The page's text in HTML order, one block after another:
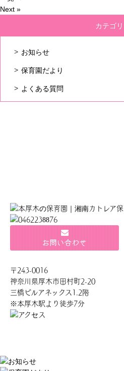
Next »
カテゴ
お知らせ
保育園だより
よくある質問
〒243-0016
神奈川県厚木市田村町2-20
三橋ビルアネックス1.2階
※本厚木駅より徒歩7分